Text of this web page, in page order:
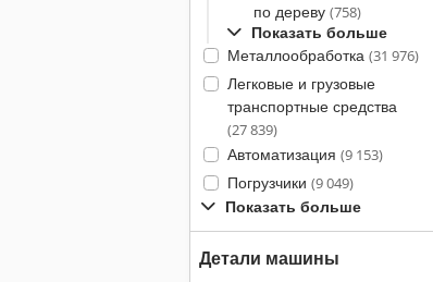
по дереву (758)
Показать больше
Металлообработка (31 976)
Легковые и грузовые
транспортные средства
(27 839)
Автоматизация (9 153)
Погрузчики (9 049)
Показать больше
Детали машины